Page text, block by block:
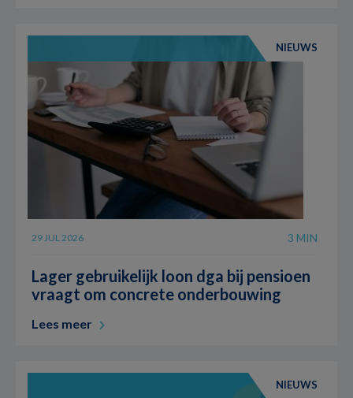
NIEUWS
29 JUL 2026 3 MIN
Lager gebruikelijk loon dga bij pensioen
vraagt om concrete onderbouwing
Lees meer
NIEUWS